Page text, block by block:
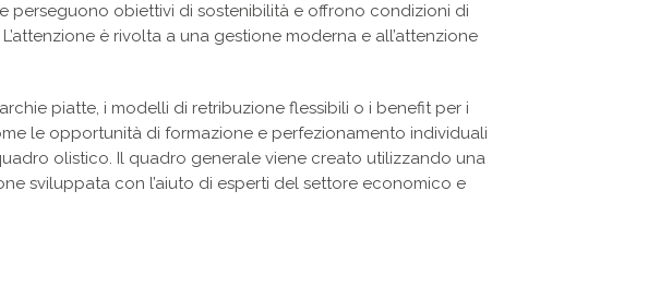
perseguono obiettivi di sostenibilità e offrono condizioni di
è rivolta a una gestione moderna e all’attenzione
piatte, i modelli di retribuzione flessibili o i benefit per i
le opportunità di formazione e perfezionamento individuali
olistico. Il quadro generale viene creato utilizzando una
sviluppata con l’aiuto di esperti del settore economico e